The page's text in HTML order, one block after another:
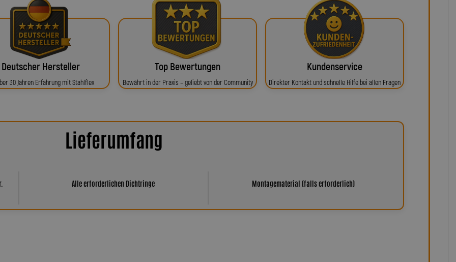
Deutscher Hersteller
30 Jahren Erfahrung mit Stahlflex
Top Bewertungen
Bewährt in der Praxis – geliebt von der Community
Kundenservice
Direkter Kontakt und schnelle Hilfe bei allen Fragen
Lieferumfang
Alle erforderlichen Dichtringe Montagematerial (falls erforderlich)